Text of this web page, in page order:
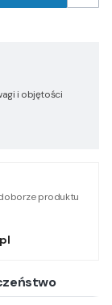
i objętości
produktu